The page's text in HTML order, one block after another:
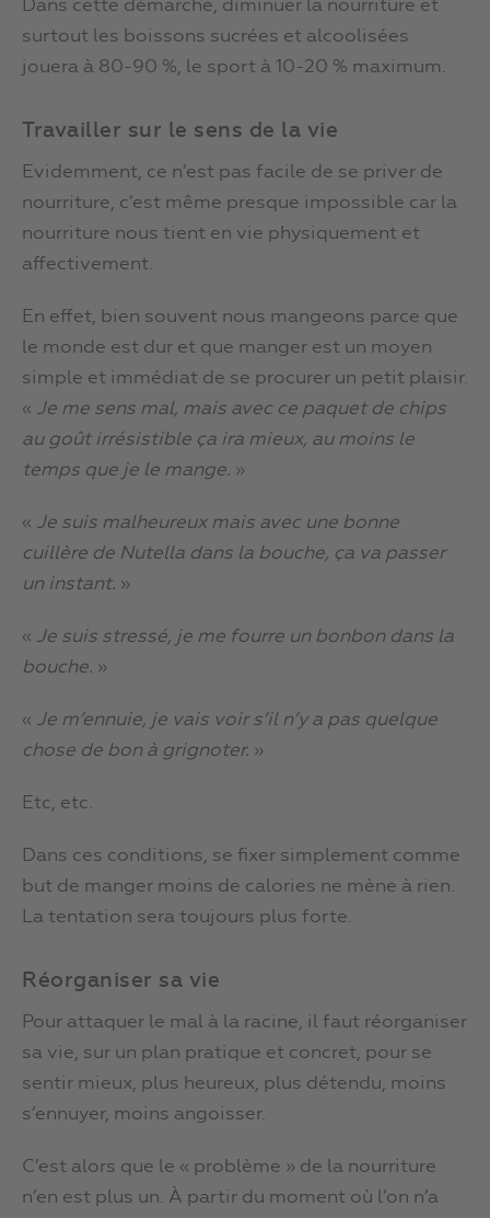
Dans cette démarche, diminuer la nourriture et
surtout les boissons sucrées et alcoolisées
jouera à 80-90 %, le sport à 10-20 % maximum.
Travailler sur le sens de la vie
Evidemment, ce n’est pas facile de se priver de
nourriture, c’est même presque impossible car la
nourriture nous tient en vie physiquement et
affectivement.
En effet, bien souvent nous mangeons parce que
le monde est dur et que manger est un moyen
simple et immédiat de se procurer un petit plaisir.
« Je me sens mal, mais avec ce paquet de chips
au goût irrésistible ça ira mieux, au moins le
temps que je le mange. »
« Je suis malheureux mais avec une bonne
cuillère de Nutella dans la bouche, ça va passer
un instant. »
« Je suis stressé, je me fourre un bonbon dans la
bouche. »
« Je m’ennuie, je vais voir s’il n’y a pas quelque
chose de bon à grignoter. »
Etc, etc.
Dans ces conditions, se fixer simplement comme
but de manger moins de calories ne mène à rien.
La tentation sera toujours plus forte.
Réorganiser sa vie
Pour attaquer le mal à la racine, il faut réorganiser
sa vie, sur un plan pratique et concret, pour se
sentir mieux, plus heureux, plus détendu, moins
s’ennuyer, moins angoisser.
C’est alors que le « problème » de la nourriture
n’en est plus un. À partir du moment où l’on n’a